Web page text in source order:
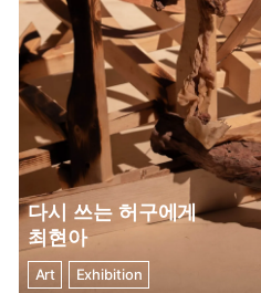
다시 쓰는 허구에게
최현아
Art Exhibition